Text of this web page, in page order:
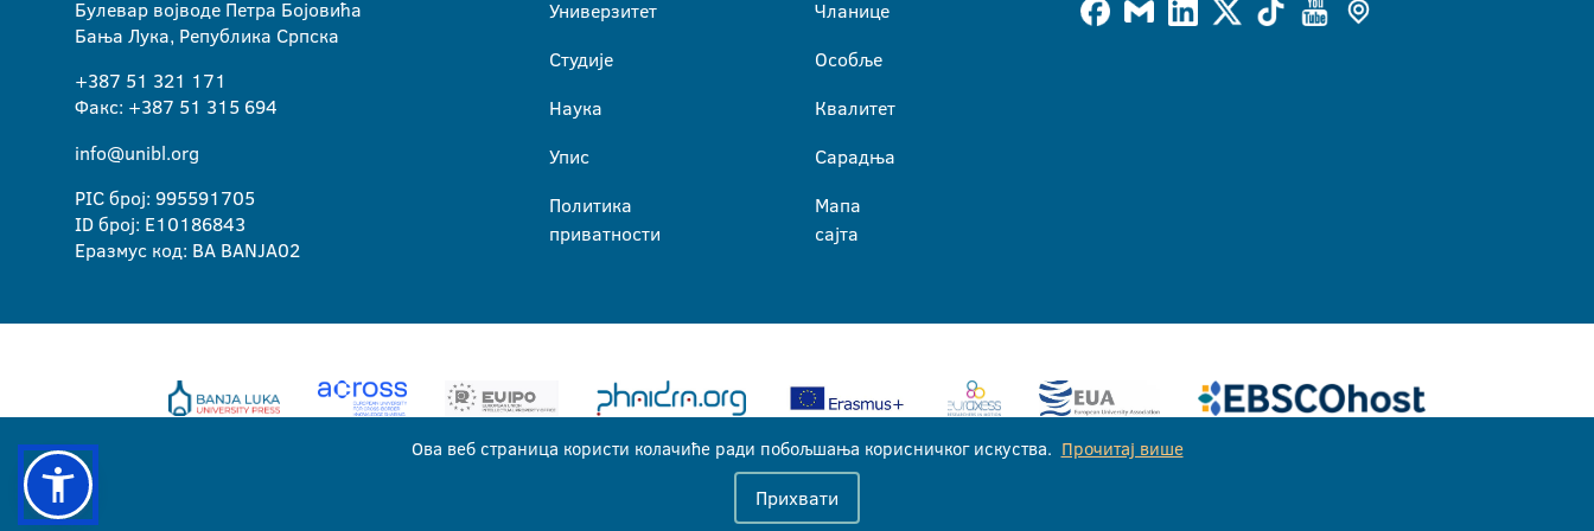
Булевар војводе Петра Бојовића
Бања Лука, Република Српска
+387 51 321 171
Факс: +387 51 315 694
info@unibl.org
PIC број: 995591705
ID број: E10186843
Еразмус код: BA BANJA02
Универзитет
Студије
Наука
Упис
Политика
приватности
Чланице
Особље
Квалитет
Сарадња
Мапа
сајта
Универзитет у Бањој Луци © 2026
Сва права задржана
Ова веб страница користи колачиће ради побољшања корисничког искуства. Прочитај више
Прихвати